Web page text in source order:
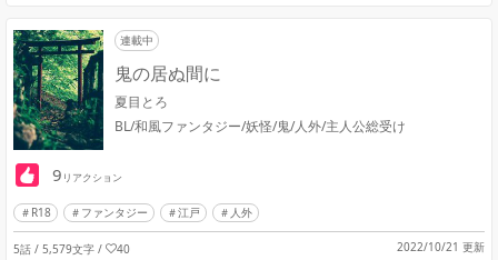
連載中
鬼の居ぬ間に
夏目とろ
BL/和風ファンタジー/妖怪/鬼/人外/主人公総受け
9 リアクション
R18 ファンタジー 江戸 人外
5話 / 5,579文字 / 40 2022/10/21 更新